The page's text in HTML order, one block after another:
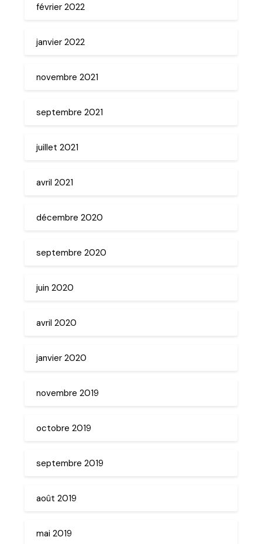
février 2022
janvier 2022
novembre 2021
septembre 2021
juillet 2021
avril 2021
décembre 2020
septembre 2020
juin 2020
avril 2020
janvier 2020
novembre 2019
octobre 2019
septembre 2019
août 2019
mai 2019